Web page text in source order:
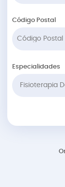
Código Postal
Especialidades
Fisioterapia